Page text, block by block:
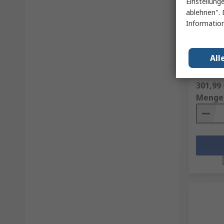
Metrix
RS Best.-
Herst.
301,99
Menge
ablehnen".